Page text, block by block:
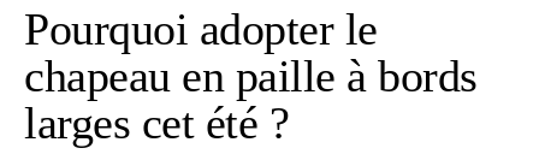
Pourquoi adopter le
chapeau en paille à bords
larges cet été ?